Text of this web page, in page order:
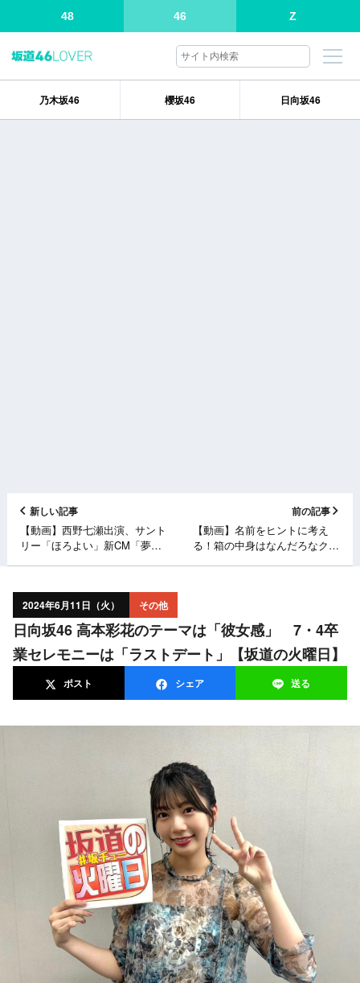
48 46 Z
乃木坂46 櫻坂46 日向坂46
新しい記事
【動画】西野七瀬出演、サント
リー「ほろよい」新CM「夢中
前の記事
【動画】名前をヒントに考え
る！箱の中身はなんだろなクイ
2024年6月11日（火） その他
日向坂46 高本彩花のテーマは「彼女感」 7・4卒
業セレモニーは「ラストデート」【坂道の火曜日】
ポスト シェア 送る